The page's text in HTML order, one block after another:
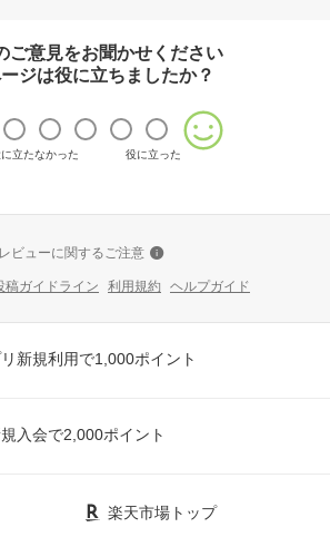
ご意見をお聞かせください
ジは役に立ちましたか？
立たなかった 役に立った
レビューに関するご注意
稿ガイドライン 利用規約 ヘルプガイド
新規利用で1,000ポイント
入会で2,000ポイント
楽天市場トップ